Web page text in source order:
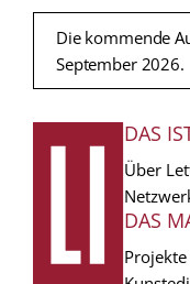
Die kommende
September 2026.
DAS
Über
DAS
Projekte